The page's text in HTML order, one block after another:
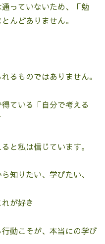
っていないため、「勉
んどありません。
るものではありません。
ている「自分で考える
と私は信じています。
知りたい、学びたい、
が好き
動こそが、本当にの学び